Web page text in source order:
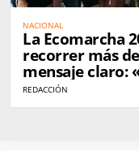
NACIONAL
La Ecomarcha
recorrer más
mensaje claro:
REDACCIÓN